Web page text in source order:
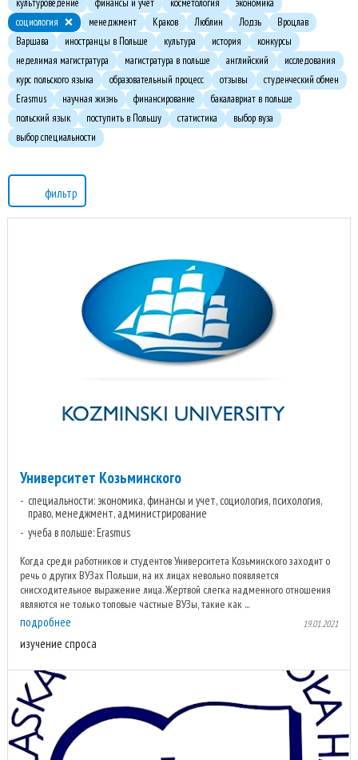
социология
менеджмент Краков Люблин Лодзь
Вроцлав
Варшава
иностранцы в Польше культура история
конкурсы
неделимая магистратура
магистратура в польше английский
исследования
курс польского языка
образовательный процесс отзывы
студенческий обмен
Erasmus
научная жизнь финансирование
бакалавриат в польше
польский язык
поступить в Польшу статистика
выбор вуза
выбор специальности
фильтр
Университет Козьминского
специальности: экономика, финансы и учет, социология, психология,
право, менеджмент, администрирование
учеба в польше: Erasmus
Когда среди работников и студентов Университета Козьминского заходит о
речь о других ВУЗах Польши, на их лицах невольно появляется
снисходительное выражение лица. Жертвой слегка надменного отношения
являются не только топовые частные ВУЗы, такие как ...
подробнее 19.01.2021
изучение спроса